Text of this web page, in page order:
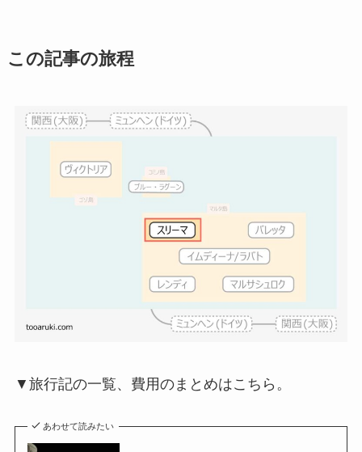
この記事の旅程
▼旅行記の一覧、費用のまとめはこちら。
あわせて読みたい